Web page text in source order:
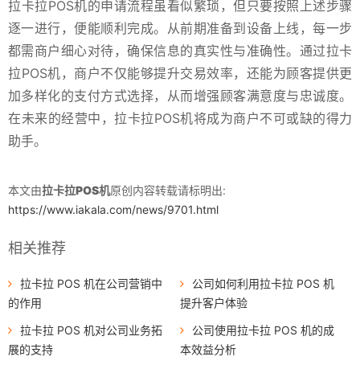
拉卡拉POS机的申请流程虽看似繁琐，但只要按照上述步骤
逐一进行，便能顺利完成。从前期准备到设备上线，每一步
都需商户细心对待，确保信息的真实性与准确性。通过拉卡
拉POS机，商户不仅能够提升交易效率，还能为顾客提供更
加多样化的支付方式选择，从而增强顾客满意度与忠诚度。
在未来的经营中，拉卡拉POS机将成为商户不可或缺的得力
助手。
本文由拉卡拉POS机原创内容转载请标明出:
https://www.iakala.com/news/9701.html
相关推荐
拉卡拉 POS 机在公司营销中
的作用
公司如何利用拉卡拉 POS 机
提升客户体验
拉卡拉 POS 机对公司业务拓
展的支持
公司使用拉卡拉 POS 机的成
本效益分析